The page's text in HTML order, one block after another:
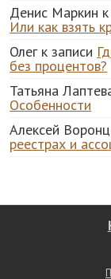
Денис Маркин
Или как взять
Олегк записи
без процентов?
Татьяна
Особенности
Алексей
реестрах и